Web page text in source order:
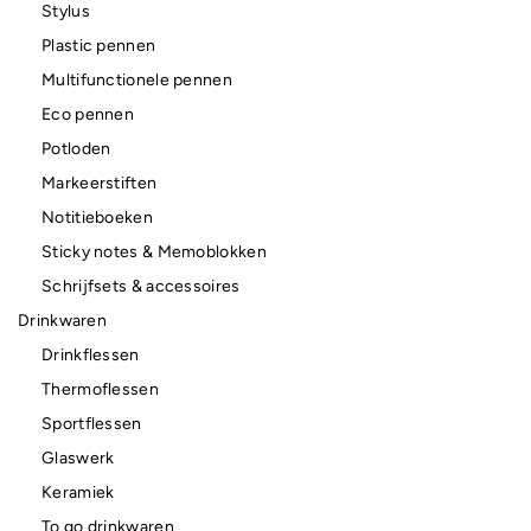
Stylus
Plastic pennen
Multifunctionele pennen
Eco pennen
Potloden
Markeerstiften
Notitieboeken
Sticky notes & Memoblokken
Schrijfsets & accessoires
Drinkwaren
Drinkflessen
Thermoflessen
Sportflessen
Glaswerk
Keramiek
To go drinkwaren